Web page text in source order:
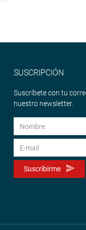
SUSCRIPCIÓN
Suscríbete con tu
nuestro newsletter.
Suscribirme